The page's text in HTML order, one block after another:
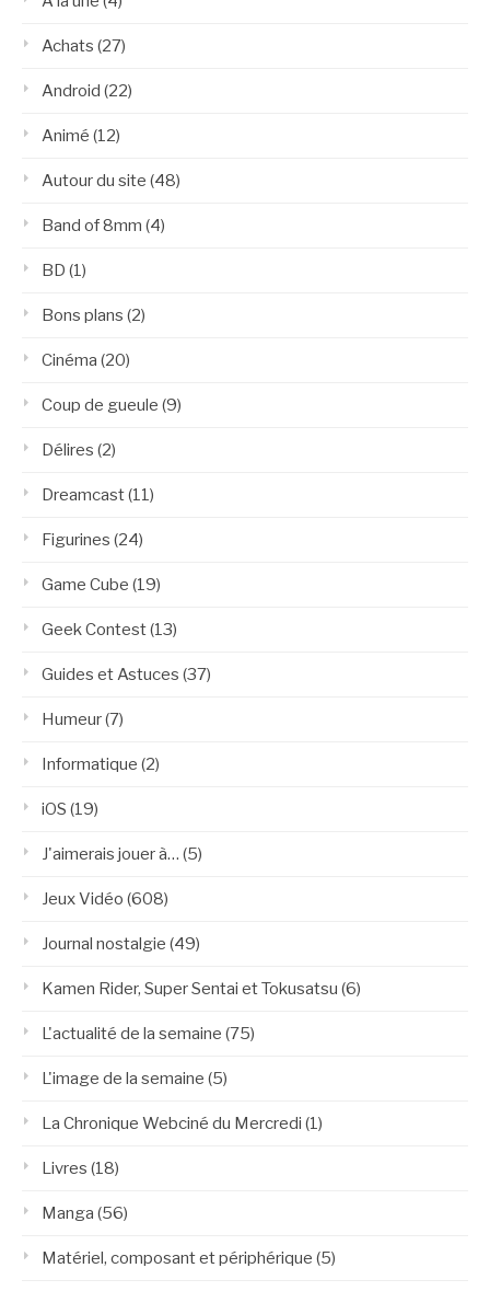
Achats (27)
Android (22)
Animé (12)
Autour du site (48)
Band of 8mm (4)
BD (1)
Bons plans (2)
Cinéma (20)
Coup de gueule (9)
Délires (2)
Dreamcast(11)
Figurines (24)
Game Cube (19)
Geek Contest(13)
Guides et Astuces (37)
Humeur(7)
Informatique (2)
iOS (19)
J'aimerais jouer à… (5)
Jeux Vidéo (608)
Journal nostalgie (49)
Kamen Rider, Super Sentai et Tokusatsu (6)
L'actualité de la semaine (75)
L'image de la semaine (5)
La Chronique Webciné du Mercredi (1)
Livres (18)
Manga (56)
Matériel, composant et périphérique (5)